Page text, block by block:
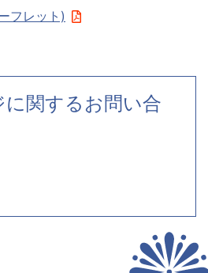
フレット)
に関するお問い合